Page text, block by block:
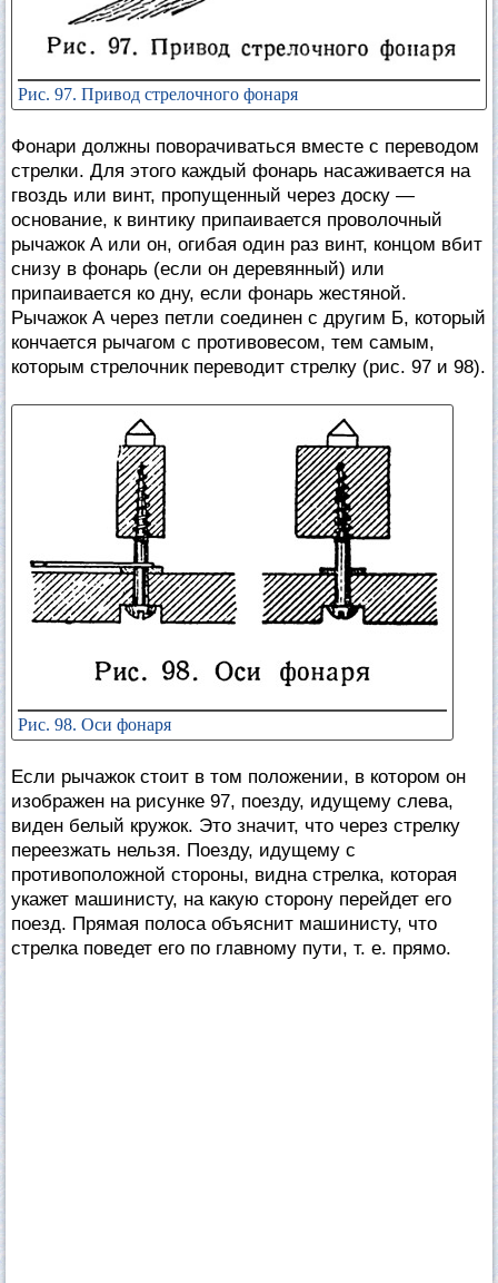
Рис. 97. Привод стрелочного фонаря
Фонари должны поворачиваться вместе с переводом
стрелки. Для этого каждый фонарь насаживается на
гвоздь или винт, пропущенный через доску —
основание, к винтику припаивается проволочный
рычажок А или он, огибая один раз винт, концом вбит
снизу в фонарь (если он деревянный) или
припаивается ко дну, если фонарь жестяной.
Рычажок А через петли соединен с другим Б, который
кончается рычагом с противовесом, тем самым,
которым стрелочник переводит стрелку (рис. 97 и 98).
Рис. 98. Оси фонаря
Если рычажок стоит в том положении, в котором он
изображен на рисунке 97, поезду, идущему слева,
виден белый кружок. Это значит, что через стрелку
переезжать нельзя. Поезду, идущему с
противоположной стороны, видна стрелка, которая
укажет машинисту, на какую сторону перейдет его
поезд. Прямая полоса объяснит машинисту, что
стрелка поведет его по главному пути, т. е. прямо.